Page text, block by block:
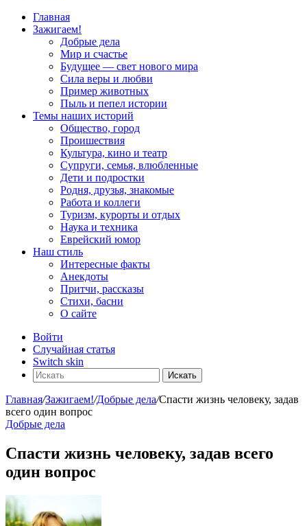
Главная
Зажигаем!
Добрые дела
Мир и счастье
Будущее — свет нового мира
Сила веры и любви
Пример животных
Пыль и пепел истории
Темы наших историй
Общество, город
Проишествия
Культура, кино и театр
Супруги, семья, влюбленные
Дети и подростки
Родня, друзья, знакомые
Работа и коллеги
Туризм, курорты и отдых
Наука и техника
Еврейский юмор
Наш стиль
Интересные факты
Анекдоты
Притчи, рассказы
Стихи, басни
О сайте
Войти
Случайная статья
Switch skin
Искать
Главная/Зажигаем!/Добрые дела/Спасти жизнь человеку, задав
всего один вопрос
Добрые дела
Спасти жизнь человеку, задав всего
один вопрос